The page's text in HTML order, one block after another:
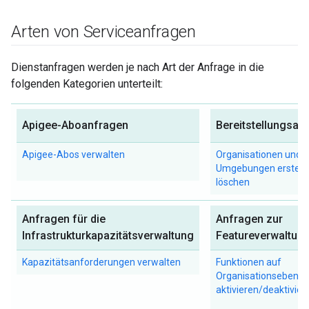
Arten von Serviceanfragen
Dienstanfragen werden je nach Art der Anfrage in die
folgenden Kategorien unterteilt:
Apigee-Aboanfragen
Apigee-Abos verwalten
Organisationen und
Umgebungen
löschen
Anfragen für die
Infrastrukturkapazitätsverwaltung
Kapazitätsanforderungen verwalten
Anfragen zur
Funktionen auf
Organisationsebene
aktivieren/